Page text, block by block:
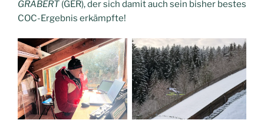
GRÄBERT (GER), der sich damit auch sein bisher bestes
COC-Ergebnis erkämpfte!